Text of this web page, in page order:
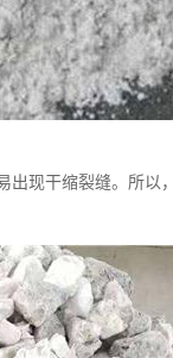
现干缩裂缝。所以